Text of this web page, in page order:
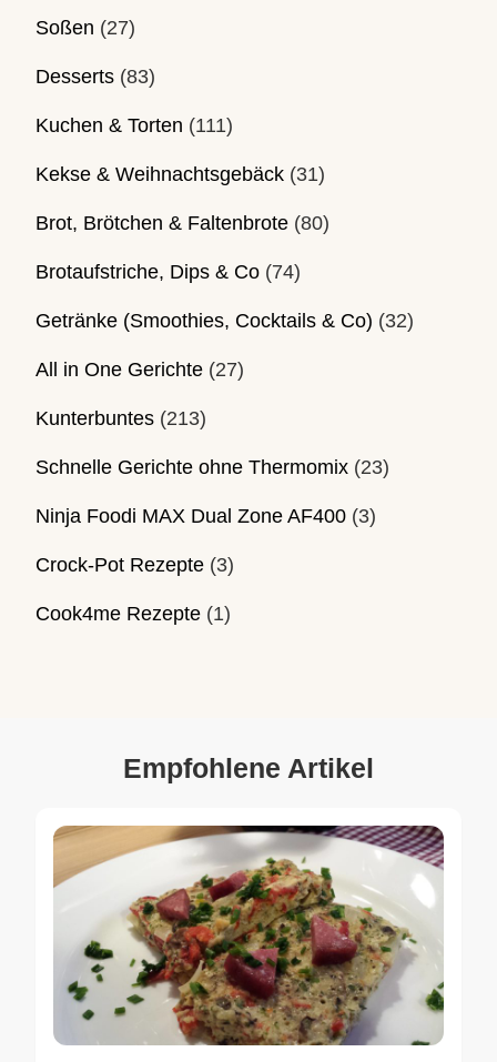
Soßen (27)
Desserts (83)
Kuchen & Torten (111)
Kekse & Weihnachtsgebäck (31)
Brot, Brötchen & Faltenbrote (80)
Brotaufstriche, Dips & Co (74)
Getränke (Smoothies, Cocktails & Co) (32)
All in One Gerichte (27)
Kunterbuntes (213)
Schnelle Gerichte ohne Thermomix (23)
Ninja Foodi MAX Dual Zone AF400 (3)
Crock-Pot Rezepte (3)
Cook4me Rezepte (1)
Empfohlene Artikel